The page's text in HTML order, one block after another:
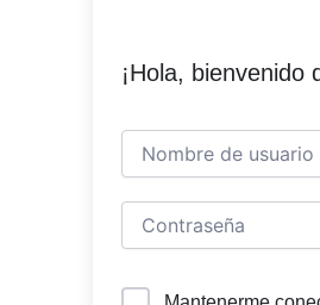
¡Hola, bienvenido